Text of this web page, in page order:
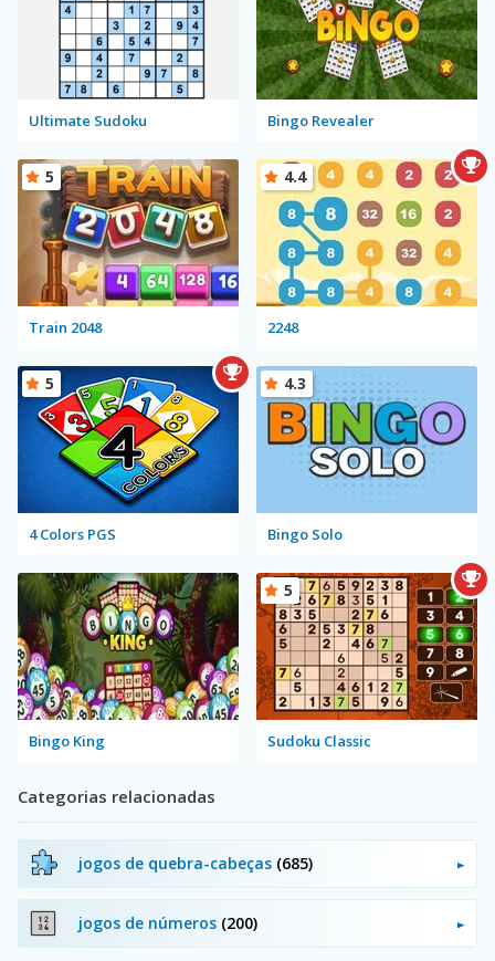
Ultimate Sudoku Bingo Revealer
Train 2048
5
2248
4.4
4 Colors PGS
5
Bingo Solo
4.3
Bingo King Sudoku Classic
5
Categorias relacionadas
jogos de quebra-cabeças (685)
jogos de números (200)